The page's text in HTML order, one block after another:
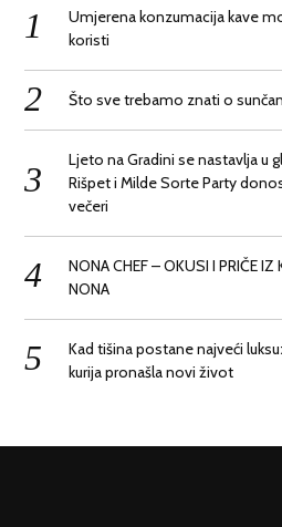
Umjerena konzumacija kave
koristi
Što sve trebamo znati o
Ljeto na Gradini se nastavlja u
Rišpet i Milde Sorte Party
večeri
NONA CHEF – OKUSI I PRIČE IZ
NONA
Kad tišina postane najveći
kurija pronašla novi život